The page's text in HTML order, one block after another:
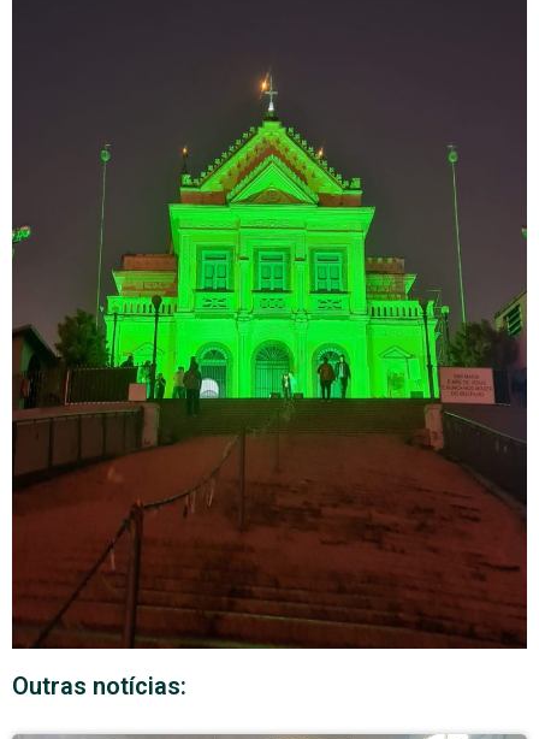
Outras notícias: